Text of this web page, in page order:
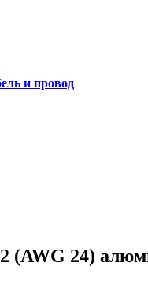
и провод
(AWG 24)